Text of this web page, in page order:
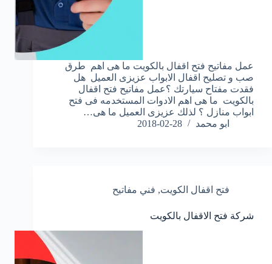
عمل مفاتيح فتح اقفال بالكويت ما هى اهم طرق
صب و تصليح اقفال الابواب عزيزى العميل هل
فقدت مفتاح سيارتك ؟عمل مفاتيح فتح اقفال
بالكويت ما هى اهم الادوات المستخدمه فى فتح
ابواب منازل ؟ لذلك عزيزى العميل ما هى…
ابو محمد
2018-02-28
فتح اقفال الكويت, فني مفاتيح
شركة فتح الاقفال بالكويت